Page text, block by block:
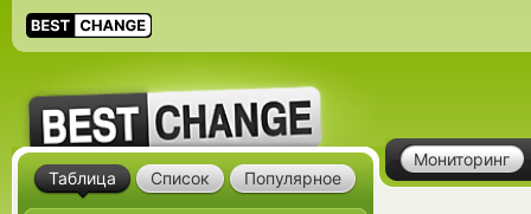
Мониторинг
Таблица Список Популярное